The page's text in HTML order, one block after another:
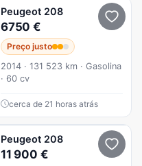
Peugeot 208
6750 €
Preço justo
2014 · 131 523 km · Gasolina
· 60 cv
cerca de 21 horas atrás
Peugeot 208
11 900 €